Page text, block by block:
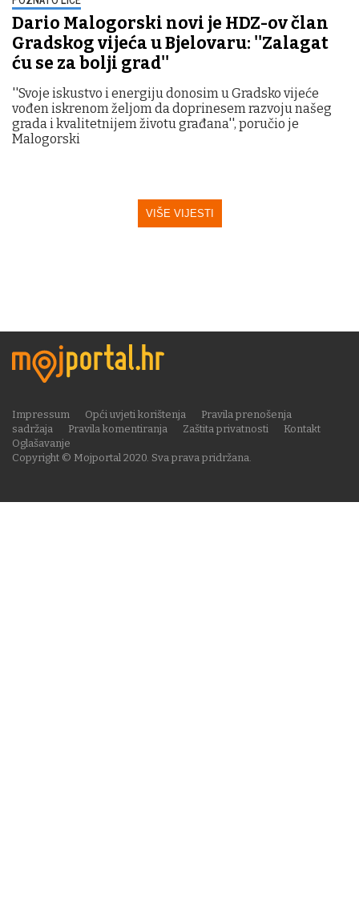
Dario Malogorski novi je HDZ-ov član
Gradskog vijeća u Bjelovaru: ''Zalagat
ću se za bolji grad''
''Svoje iskustvo i energiju donosim u Gradsko vijeće
vođen iskrenom željom da doprinesem razvoju našeg
grada i kvalitetnijem životu građana'', poručio je
Malogorski
VIŠE VIJESTI
Copyright © Mojportal 2020. Sva prava pridržana.
Impressum Opći uvjeti korištenja
Pravila prenošenja
sadržaja
Pravila komentiranja Zaštita privatnosti
Kontakt
Oglašavanje